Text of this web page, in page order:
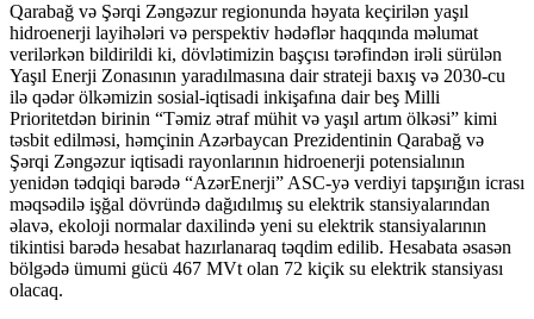
Qarabağ və Şərqi Zəngəzur regionunda həyata keçirilən yaşıl
hidroenerji layihələri və perspektiv hədəflər haqqında məlumat
verilərkən bildirildi ki, dövlətimizin başçısı tərəfindən irəli sürülən
Yaşıl Enerji Zonasının yaradılmasına dair strateji baxış və 2030-cu
ilə qədər ölkəmizin sosial-iqtisadi inkişafına dair beş Milli
Prioritetdən birinin “Təmiz ətraf mühit və yaşıl artım ölkəsi” kimi
təsbit edilməsi, həmçinin Azərbaycan Prezidentinin Qarabağ və
Şərqi Zəngəzur iqtisadi rayonlarının hidroenerji potensialının
yenidən tədqiqi barədə “AzərEnerji” ASC-yə verdiyi tapşırığın icrası
məqsədilə işğal dövründə dağıdılmış su elektrik stansiyalarından
əlavə, ekoloji normalar daxilində yeni su elektrik stansiyalarının
tikintisi barədə hesabat hazırlanaraq təqdim edilib. Hesabata əsasən
bölgədə ümumi gücü 467 MVt olan 72 kiçik su elektrik stansiyası
olacaq.